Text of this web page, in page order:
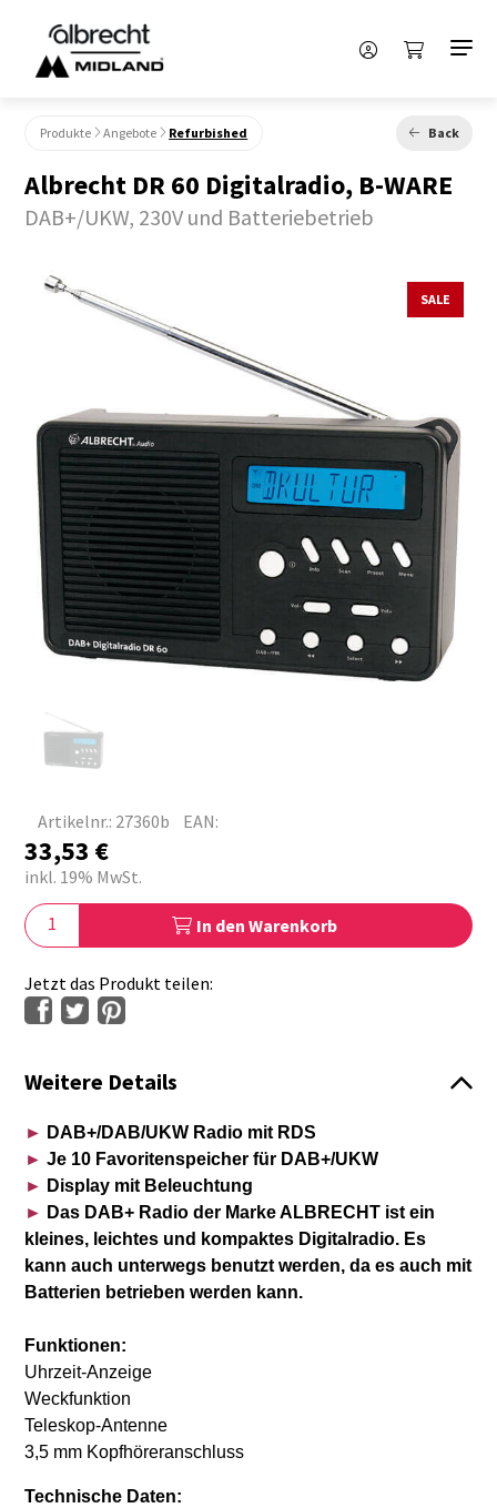
Produkte Angebote Refurbished Back
Albrecht DR 60 Digitalradio, B-WARE
DAB+/UKW, 230V und Batteriebetrieb
SALE
Artikelnr.: 27360b EAN:
33,53 €
inkl. 19% MwSt.
In den Warenkorb
Jetzt das Produkt teilen:
Weitere Details
► DAB+/DAB/UKW Radio mit RDS
►Je 10 Favoritenspeicher für DAB+/UKW
► Display mit Beleuchtung
► Das DAB+ Radio der Marke ALBRECHT ist ein
kleines, leichtes und kompaktes Digitalradio. Es
kann auch unterwegs benutzt werden, da es auch mit
Batterien betrieben werden kann.
Funktionen:
Uhrzeit-Anzeige
Weckfunktion
Teleskop-Antenne
3,5 mm Kopfhöreranschluss
Technische Daten: